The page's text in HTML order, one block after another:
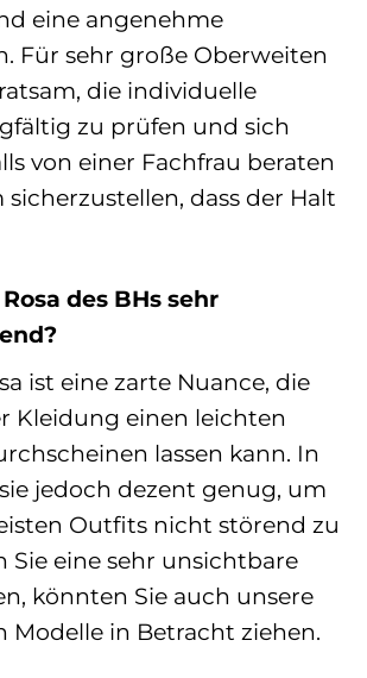
eine angenehme
Für sehr große Oberweiten
die individuelle
zu prüfen und sich
von einer Fachfrau beraten
sicherzustellen, dass der Halt
des BHs sehr
ist eine zarte Nuance, die
Kleidung einen leichten
lassen kann. In
jedoch dezent genug, um
Outfits nicht störend zu
Sie eine sehr unsichtbare
könnten Sie auch unsere
Modelle in Betracht ziehen.